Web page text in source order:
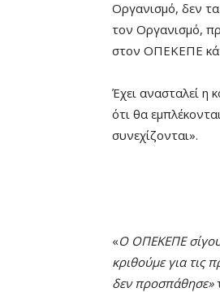
Οργανισμό, δεν
τον Οργανισμό,
στον ΟΠΕΚΕΠΕ
Έχει ανασταλεί η
ότι θα
συνεχίζονται».
«Ο ΟΠΕΚΕΠΕ
κριθούμε για τις
δεν προσπάθησε»